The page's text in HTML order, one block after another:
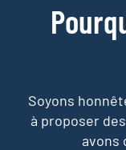
Soyons
à proposer
avons